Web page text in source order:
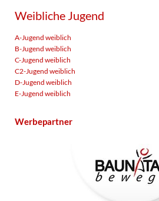
Weibliche Jugend
A-Jugend weiblich
B-Jugend weiblich
C-Jugend weiblich
C2-Jugend weiblich
D-Jugend weiblich
E-Jugend weiblich
Werbepartner